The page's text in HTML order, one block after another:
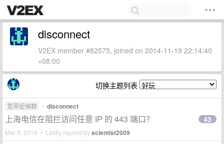
disconnect
V2EX member #82575, joined on 2014-11-19 22:14:40
+08:00
切换主题列表
宽带症候群 • disconnect
上海电信在阻拦访问任意 IP 的 443 端口？
Mar 8, 2019 • Lastly replied byscientist2009
43